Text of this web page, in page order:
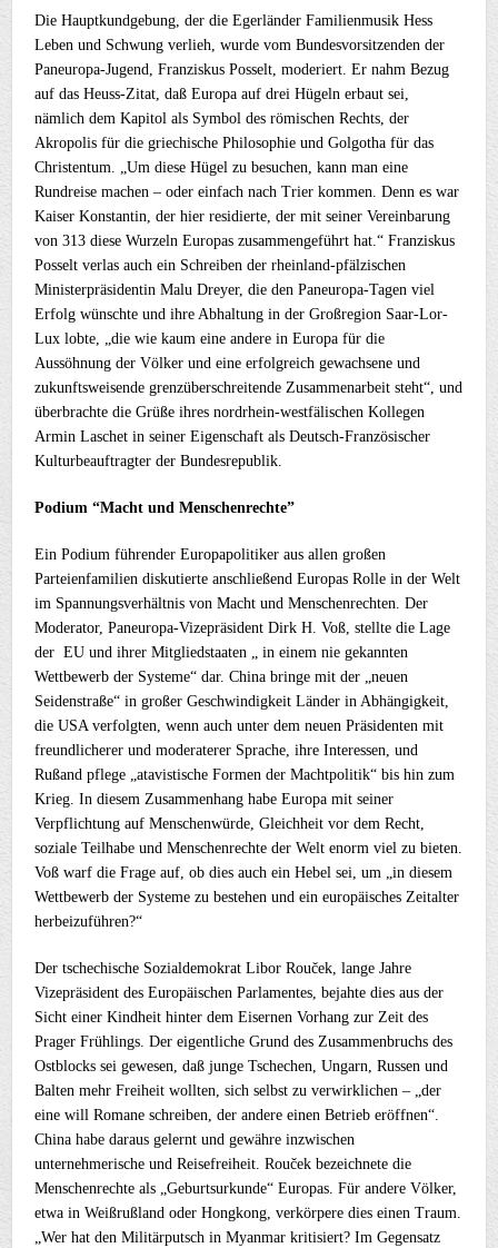
Die Hauptkundgebung, der die Egerländer Familienmusik Hess
Leben und Schwung verlieh, wurde vom Bundesvorsitzenden der
Paneuropa-Jugend, Franziskus Posselt, moderiert. Er nahm Bezug
auf das Heuss-Zitat, daß Europa auf drei Hügeln erbaut sei,
nämlich dem Kapitol als Symbol des römischen Rechts, der
Akropolis für die griechische Philosophie und Golgotha für das
Christentum. „Um diese Hügel zu besuchen, kann man eine
Rundreise machen – oder einfach nach Trier kommen. Denn es war
Kaiser Konstantin, der hier residierte, der mit seiner Vereinbarung
von 313 diese Wurzeln Europas zusammengeführt hat.“ Franziskus
Posselt verlas auch ein Schreiben der rheinland-pfälzischen
Ministerpräsidentin Malu Dreyer, die den Paneuropa-Tagen viel
Erfolg wünschte und ihre Abhaltung in der Großregion Saar-Lor-
Lux lobte, „die wie kaum eine andere in Europa für die
Aussöhnung der Völker und eine erfolgreich gewachsene und
zukunftsweisende grenzüberschreitende Zusammenarbeit steht“, und
überbrachte die Grüße ihres nordrhein-westfälischen Kollegen
Armin Laschet in seiner Eigenschaft als Deutsch-Französischer
Kulturbeauftragter der Bundesrepublik.
Podium “Macht und Menschenrechte”
Ein Podium führender Europapolitiker aus allen großen
Parteienfamilien diskutierte anschließend Europas Rolle in der Welt
im Spannungsverhältnis von Macht und Menschenrechten. Der
Moderator, Paneuropa-Vizepräsident Dirk H. Voß, stellte die Lage
der EU und ihrer Mitgliedstaaten „ in einem nie gekannten
Wettbewerb der Systeme“ dar. China bringe mit der „neuen
Seidenstraße“ in großer Geschwindigkeit Länder in Abhängigkeit,
die USA verfolgten, wenn auch unter dem neuen Präsidenten mit
freundlicherer und moderaterer Sprache, ihre Interessen, und
Rußand pflege „atavistische Formen der Machtpolitik“ bis hin zum
Krieg. In diesem Zusammenhang habe Europa mit seiner
Verpflichtung auf Menschenwürde, Gleichheit vor dem Recht,
soziale Teilhabe und Menschenrechte der Welt enorm viel zu bieten.
Voß warf die Frage auf, ob dies auch ein Hebel sei, um „in diesem
Wettbewerb der Systeme zu bestehen und ein europäisches Zeitalter
herbeizuführen?“
Der tschechische Sozialdemokrat Libor Rouček, lange Jahre
Vizepräsident des Europäischen Parlamentes, bejahte dies aus der
Sicht einer Kindheit hinter dem Eisernen Vorhang zur Zeit des
Prager Frühlings. Der eigentliche Grund des Zusammenbruchs des
Ostblocks sei gewesen, daß junge Tschechen, Ungarn, Russen und
Balten mehr Freiheit wollten, sich selbst zu verwirklichen – „der
eine will Romane schreiben, der andere einen Betrieb eröffnen“.
China habe daraus gelernt und gewähre inzwischen
unternehmerische und Reisefreiheit. Rouček bezeichnete die
Menschenrechte als „Geburtsurkunde“ Europas. Für andere Völker,
etwa in Weißrußland oder Hongkong, verkörpere dies einen Traum.
„Wer hat den Militärputsch in Myanmar kritisiert? Im Gegensatz